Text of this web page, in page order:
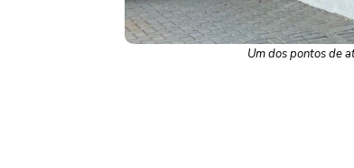
Um dos pontos de